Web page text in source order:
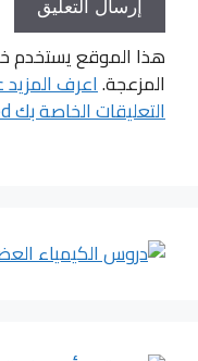
هذا الموقع يستخدم
المزعجة.اعرف المزيد
التعليقات الخاصة بك processed